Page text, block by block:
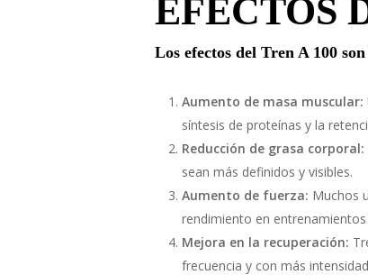
EFECTOS
Los efectos del Tren A 100
Aumento de masa muscular:
síntesis de proteínas y la
Reducción de grasa corporal:
sean más definidos y visibles.
Aumento de fuerza: Muchos
rendimiento en
Mejora en la recuperación:
frecuencia y con más